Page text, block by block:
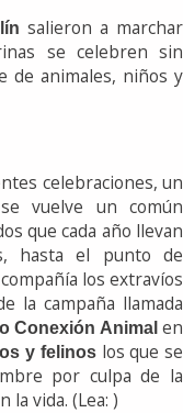
salieron a marchar
se celebren sin
de animales, niños y
celebraciones, un
vuelve un común
que cada año llevan
hasta el punto de
los extravíos
la campaña llamada
Conexión Animal en
y felinoslos que se
por culpa de la
vida. (Lea: )